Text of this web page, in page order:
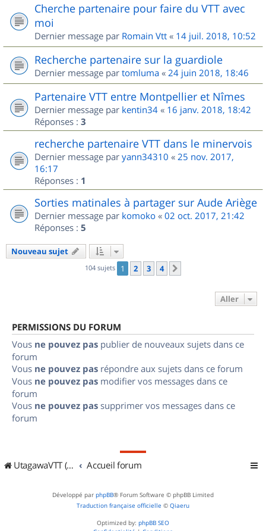
Cherche partenaire pour faire du VTT avec
moi
Dernier message par Romain Vtt « 14 juil. 2018, 10:52
Recherche partenaire sur la guardiole
Dernier message par tomluma « 24 juin 2018, 18:46
Partenaire VTT entre Montpellier et Nîmes
Dernier message par kentin34 « 16 janv. 2018, 18:42
Réponses : 3
recherche partenaire VTT dans le minervois
Dernier message par yann34310 « 25 nov. 2017,
16:17
Réponses : 1
Sorties matinales à partager sur Aude Ariège
Dernier message par komoko « 02 oct. 2017, 21:42
Réponses : 5
Nouveau sujet
104 sujets 1 2 3 4
Aller
PERMISSIONS DU FORUM
Vous ne pouvez pas publier de nouveaux sujets dans ce
forum
Vous ne pouvez pas répondre aux sujets dans ce forum
Vous ne pouvez pas modifier vos messages dans ce
forum
Vous ne pouvez pas supprimer vos messages dans ce
forum
UtagawaVTT (Randos VTT et VTTAE avec traces GPS) Accueil forum
Développé par phpBB® Forum Software © phpBB Limited
Traduction française officielle © Qiaeru
Optimized by: phpBB SEO